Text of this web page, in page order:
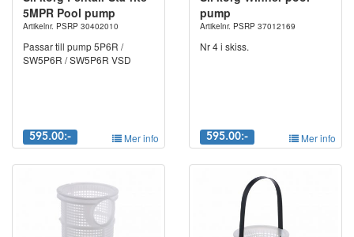
5MPR Pool pump
Artikelnr. PSRP 30402010
Passar till pump 5P6R /
SW5P6R / SW5P6R VSD
595.00:- Mer info
pump
Artikelnr. PSRP 37012169
Nr 4 i skiss.
595.00:- Mer info